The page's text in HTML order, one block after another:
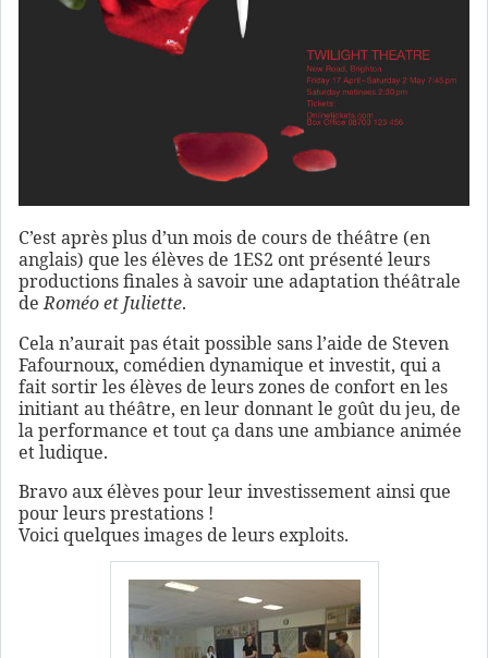
C’est après plus d’un mois de cours de théâtre (en
anglais) que les élèves de 1ES2 ont présenté leurs
productions finales à savoir une adaptation théâtrale
deRoméo et Juliette.
Cela n’aurait pas était possible sans l’aide de Steven
Fafournoux, comédien dynamique et investit, qui a
fait sortir les élèves de leurs zones de confort en les
initiant au théâtre, en leur donnant le goût du jeu, de
la performance et tout ça dans une ambiance animée
et ludique.
Bravo aux élèves pour leur investissement ainsi que
pour leurs prestations !
Voici quelques images de leurs exploits.